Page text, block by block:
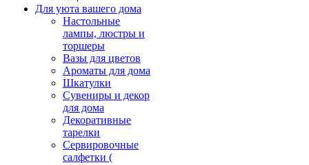
Для уюта вашего дома
Настольные
лампы, люстры и
торшеры
Вазы для цветов
Ароматы для дома
Шкатулки
Сувениры и декор
для дома
Декоративные
тарелки
Сервировочные
салфетки (